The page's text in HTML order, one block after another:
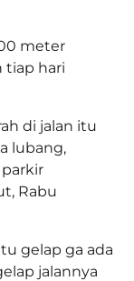
meter
tiap hari
di jalan itu
lubang,
Rabu
gelap ga ada
jalannya